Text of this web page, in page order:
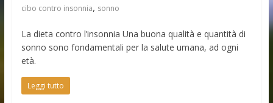
cibo contro insonnia, sonno
La dieta contro l’insonnia Una buona qualità e quantità di
sonno sono fondamentali per la salute umana, ad ogni
età.
Leggi tutto